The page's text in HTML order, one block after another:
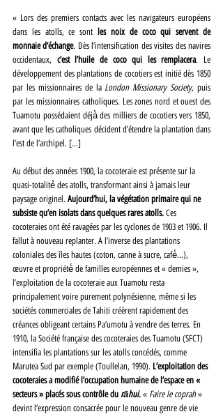
« Lors des premiers contacts avec les navigateurs européens
dans les atolls, ce sont
les noix de coco qui servent de
monnaie d’échange. Dès l’intensification des visites des navires
occidentaux, c’est l’huile de coco qui les remplacera. Le
développement des plantations de cocotiers est initié dès 1850
par les missionnaires de la London Missionary Society, puis
par les missionnaires catholiques. Les zones nord et ouest des
Tuamotu possédaient déjà̀ des milliers de cocotiers vers 1850,
avant que les catholiques décident d’étendre la plantation dans
l’est de l’archipel. […]
Au début des années 1900, la cocoteraie est présente sur la
quasi-totalité́ des atolls, transformant ainsi à jamais leur
paysage originel. Aujourd’hui, la végétation primaire qui ne
subsiste qu’en isolats dans quelques rares atolls. Ces
cocoteraies ont été ravagées par les cyclones de 1903 et 1906. Il
fallut à nouveau replanter. A l’inverse des plantations
coloniales des îles hautes (coton, canne à sucre, café́...),
œuvre et propriété́ de familles européennes et « demies »,
l’exploitation de la cocoteraie aux Tuamotu resta
principalement voire purement polynésienne, même si les
sociétés commerciales de Tahiti créèrent rapidement des
créances obligeant certains Pa’umotu à vendre des terres. En
1910, la Société française des cocoteraies des Tuamotu (SFCT)
intensifia les plantations sur les atolls concédés, comme
Marutea Sud par exemple (Toullelan, 1990). L’exploitation des
cocoteraies a modifié l’occupation humaine de l’espace en «
secteurs » placés sous contrôle du rāhui. « Faire le coprah »
devint l’expression consacrée pour le nouveau genre de vie